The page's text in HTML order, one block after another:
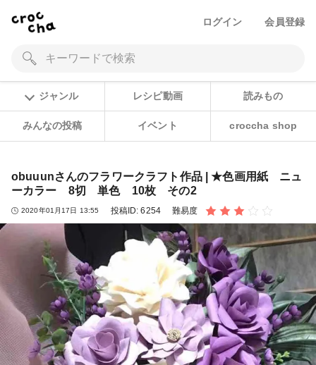
ログイン 会員登録
ジャンル レシピ動画 読みもの
みんなの投稿 イベント croccha shop
obuuunさんのフラワークラフト作品 | ★色画用紙 ニュ
ーカラー 8切 単色 10枚 その2
2020年01月17日 13:55 投稿ID:6254 難易度